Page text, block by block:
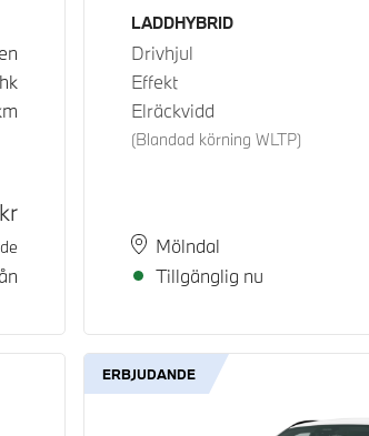
hk
kr
Bränsle
LADDHYBRID
Drivhjul
Effekt
Elräckvidd
(Blandad körning WLTP)
PlatsMölndal
Leveranstid
Tillgänglig nu
ERBJUDANDE